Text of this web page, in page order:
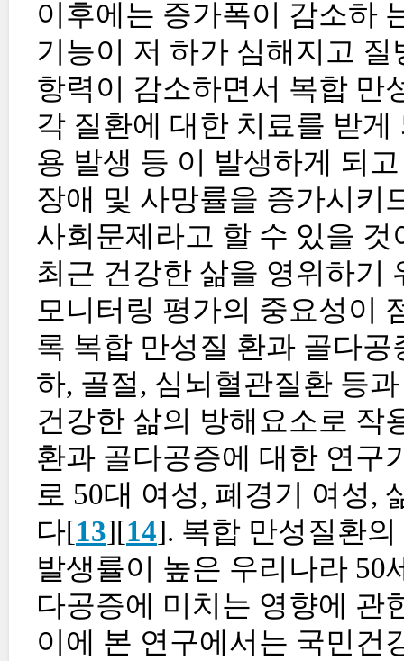
이후에는 증가폭이 감소하
기능이 저 하가 심해지고
항력이 감소하면서 복합 만
각 질환에 대한 치료를 받
용 발생 등 이 발생하게 되
장애 및 사망률을 증가시키
사회문제라고 할 수 있을 것
최근 건강한 삶을 영위하기
모니터링 평가의 중요성이
록 복합 만성질 환과 골다
하, 골절, 심뇌혈관질환 등
건강한 삶의 방해요소로 작
환과 골다공증에 대한 연구
로 50대 여성, 폐경기 여성,
다[13][14]. 복합 만성질환
발생률이 높은 우리나라 50
다공증에 미치는 영향에 관
이에 본 연구에서는 국민건